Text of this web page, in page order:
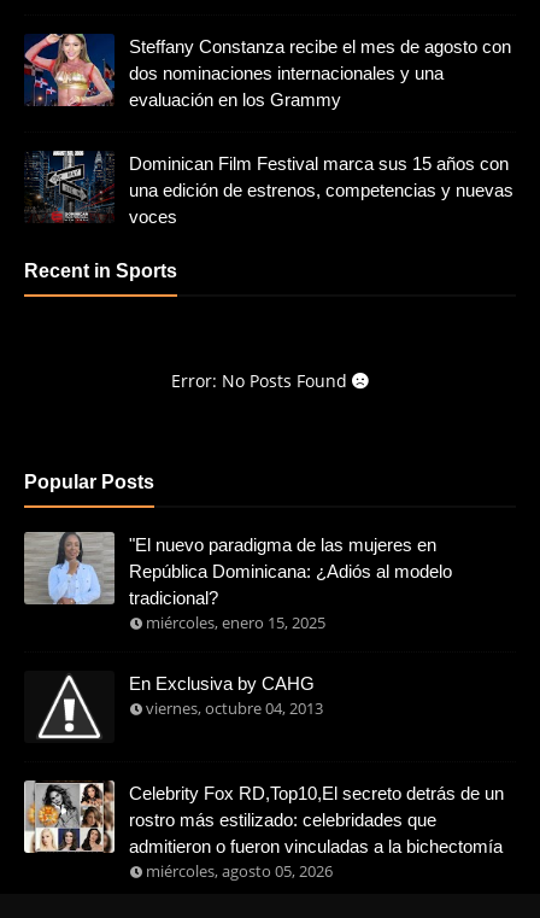
Steffany Constanza recibe el mes de agosto con
dos nominaciones internacionales y una
evaluación en los Grammy
Dominican Film Festival marca sus 15 años con
una edición de estrenos, competencias y nuevas
voces
Recent in Sports
Error: No Posts Found
Popular Posts
"El nuevo paradigma de las mujeres en
República Dominicana: ¿Adiós al modelo
tradicional?
miércoles, enero 15, 2025
En Exclusiva by CAHG
viernes, octubre 04, 2013
Celebrity Fox RD,Top10,El secreto detrás de un
rostro más estilizado: celebridades que
admitieron o fueron vinculadas a la bichectomía
miércoles, agosto 05, 2026